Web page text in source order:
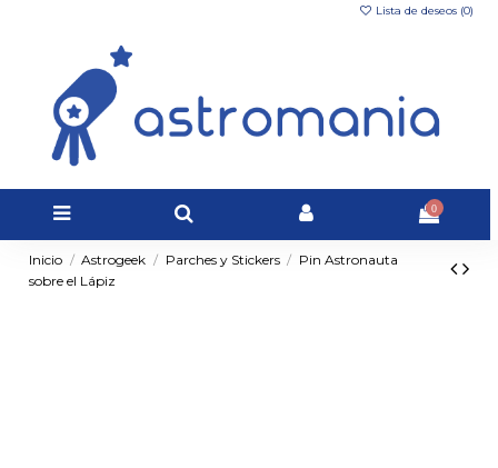
Lista de deseos (0)
0
Inicio Astrogeek Parches y Stickers
Pin Astronauta
sobre el Lápiz